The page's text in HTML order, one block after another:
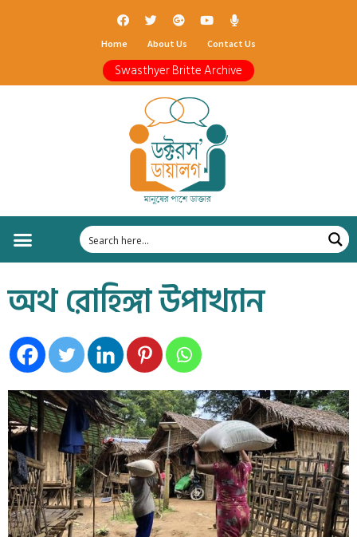
Home About Us Contact Us
Swasthyer Britte Archive
অথ রোহিঙ্গা উপাখ্যান